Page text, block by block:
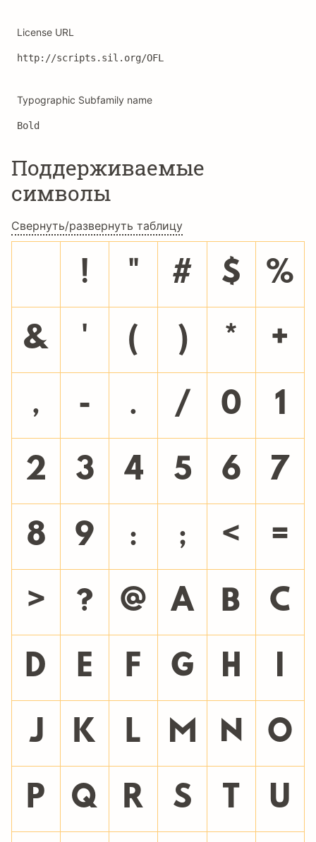
License URL
http://scripts.sil.org/OFL
Typographic Subfamily name
Bold
Поддерживаемые
символы
Свернуть/развернуть таблицу
! " # $
%
&
' ( ) *
+
,
- . / 0
1
2
3 4 5 6
7
8
9 : ; <
=
>
? @ A B
C
D
E F G H
I
J
K L M N
O
P
Q R S T
U